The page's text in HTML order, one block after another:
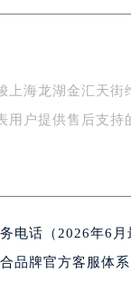
上海龙湖金汇天街
用户提供售后支
电话（2026年6
品牌官方客服体